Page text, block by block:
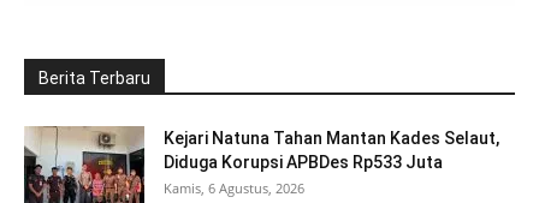
Berita Terbaru
Kejari Natuna Tahan Mantan Kades Selaut,
Diduga Korupsi APBDes Rp533 Juta
Kamis, 6 Agustus, 2026